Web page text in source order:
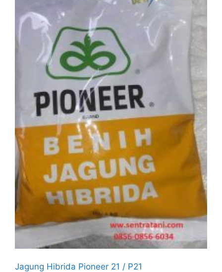
Jagung Hibrida Pioneer 21 / P21